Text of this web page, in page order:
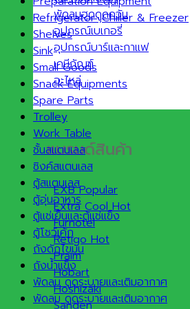
พัดลมฮูดดูดควัน
อุปกรณ์เบเกอรี่
อุปกรณ์บาร์และกาแฟ
เคมีภัณฑ์
อะไหล่
แบรนด์สินค้า
EXB
Extra Cool
Furnotel
Retigo
Praim
Hobart
Hoshizaki
Refrigerator ,Chiller & Freezer
Shelves
Sink
Small Goods
Snack Equipments
Spare Parts
Trolley
Work Table
ชั้นสแตนเลส
ซิงค์สแตนเลส
ตู้สแตนเลส
ตู้อุ่นอาหาร
ตู้แช่เย็นและตู้แช่แข็ง
ตู้โชว์เค้ก
ถังดักไขมัน
ถังน้ำแข็ง
พัดลม ดูดระบายและเติมอากาศ
พัดลม ดูดระบายและเติมอากาศ